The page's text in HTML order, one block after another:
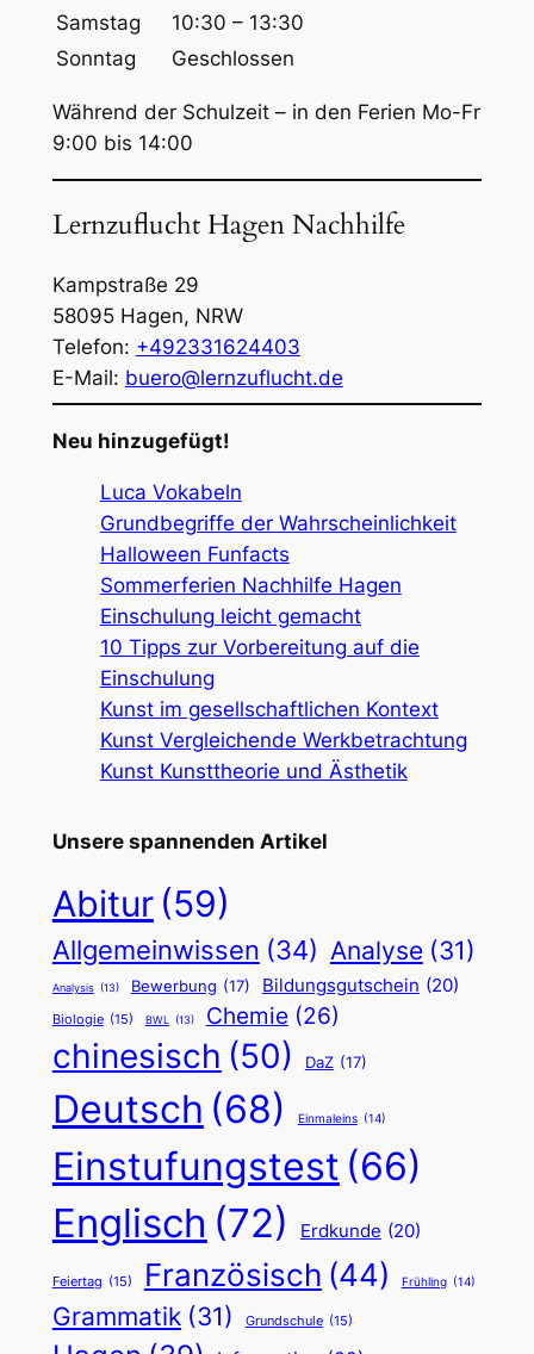
Samstag
10:30 – 13:30
Sonntag
Geschlossen
Während der Schulzeit – in den Ferien Mo-Fr
9:00 bis 14:00
Lernzuflucht Hagen Nachhilfe
Kampstraße 29
58095Hagen, NRW
Telefon: +492331624403
E-Mail: buero@lernzuflucht.de
Neu hinzugefügt!
Luca Vokabeln
Grundbegriffe der Wahrscheinlichkeit
Halloween Funfacts
Sommerferien Nachhilfe Hagen
Einschulung leicht gemacht
10 Tipps zur Vorbereitung auf die
Einschulung
Kunst im gesellschaftlichen Kontext
Kunst Vergleichende Werkbetrachtung
Kunst Kunsttheorie und Ästhetik
Unsere spannenden Artikel
Abitur (59)
Allgemeinwissen (34) Analyse (31)
Analysis (13) Bewerbung (17) Bildungsgutschein (20)
Biologie (15) BWL (13) Chemie (26)
chinesisch (50) DaZ (17)
Deutsch (68) Einmaleins (14)
Einstufungstest (66)
Englisch (72) Erdkunde (20)
Feiertag (15) Französisch (44) Frühling (14)
Grammatik (31) Grundschule (15)